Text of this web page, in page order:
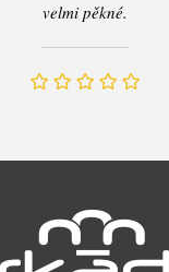
velmi pěkné.